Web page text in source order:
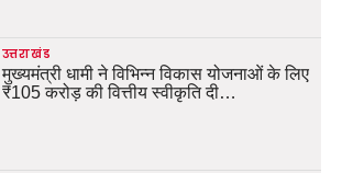
उत्तराखंड
मुख्यमंत्री धामी ने विभिन्न विकास योजनाओं के लिए
₹105 करोड़ की वित्तीय स्वीकृति दी…